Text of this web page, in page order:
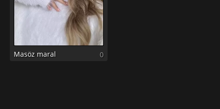
Masöz maral 0